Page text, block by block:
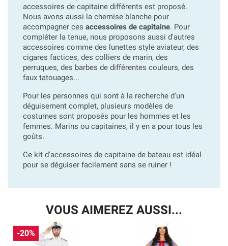
accessoires de capitaine différents est proposé.
Nous avons aussi la chemise blanche pour
accompagner ces accessoires de capitaine. Pour
compléter la tenue, nous proposons aussi d'autres
accessoires comme des lunettes style aviateur, des
cigares factices, des colliers de marin, des
perruques, des barbes de différentes couleurs, des
faux tatouages...
Pour les personnes qui sont à la recherche d'un
déguisement complet, plusieurs modèles de
costumes sont proposés pour les hommes et les
femmes. Marins ou capitaines, il y en a pour tous les
goûts.
Ce kit d'accessoires de capitaine de bateau est idéal
pour se déguiser facilement sans se ruiner !
VOUS AIMEREZ AUSSI...
-20%